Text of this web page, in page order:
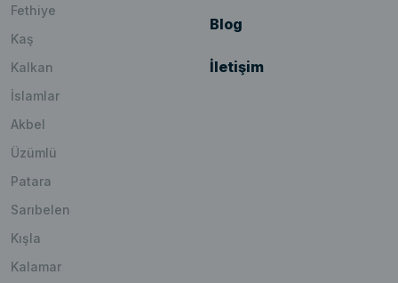
Fethiye
Kaş
Kalkan
İslamlar
Akbel
Üzümlü
Patara
Sarıbelen
Kışla
Kalamar
Blog
İletişim